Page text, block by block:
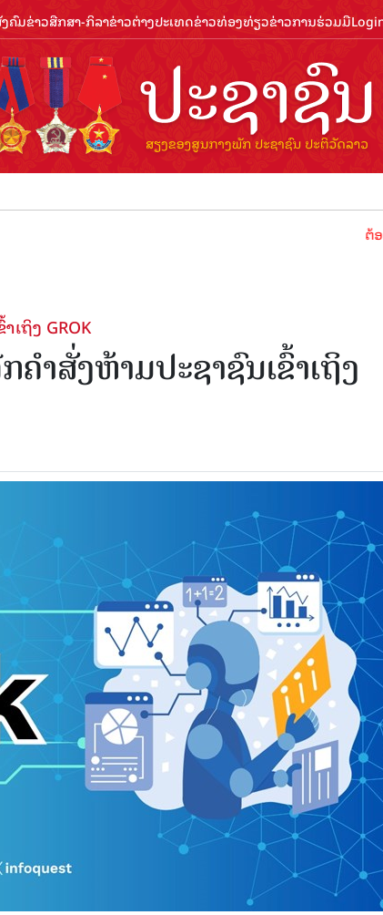
ຄົມຂ່າວສືກສາ-ກິລາຂ່າວຕ່າງປະເທດຂ່າວທ່ອງທ່ຽວຂ່າວການຮ່ວມມື
ຕ້ອນຮັບປີ
ຖິງ GROK
ຳສັ່ງຫ້າມປະຊາຊົນເຂົ້າເຖິງ